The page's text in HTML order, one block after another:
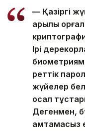
— Қазіргі
арқылы
Ірі
реттік
жүйелер
осал
Дегенмен,
қамтамасыз